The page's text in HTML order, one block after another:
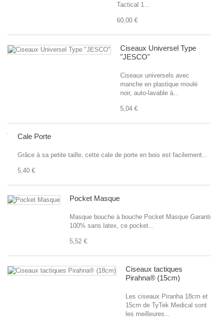
Tactical 1...
60,00 €
Ciseaux Universel Type
"JESCO"
Ciseaux universels avec
manche en plastique moulé
noir, auto-lavable à...
5,04 €
Cale Porte
Grâce à sa petite taille, cette cale de porte en bois est facilement...
5,40 €
Pocket Masque
Masque bouche à bouche Pocket Masque Garanti
100% sans latex, ce pocket...
5,52 €
Ciseaux tactiques
Pirahna® (15cm)
Les ciseaux Piranha 18cm et
15cm de TyTek Medical sont
les meilleures...